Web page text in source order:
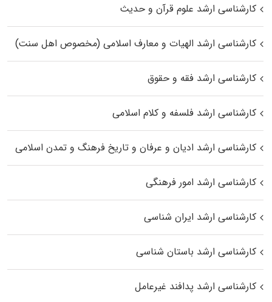
کارشناسی ارشد علوم قرآن و حدیث
کارشناسی ارشد الهیات و معارف اسلامی (مخصوص اهل سنت)
کارشناسی ارشد فقه و حقوق
کارشناسی ارشد فلسفه و کلام اسلامی
کارشناسی ارشد ادیان و عرفان و تاریخ فرهنگ و تمدن اسلامی
کارشناسی ارشد امور فرهنگی
کارشناسی ارشد ایران شناسی
کارشناسی ارشد باستان شناسی
کارشناسی ارشد پدافند غیرعامل